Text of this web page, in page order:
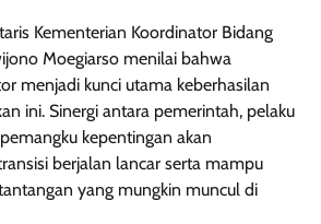
Kementerian Koordinator Bidang
Moegiarso menilai bahwa
menjadi kunci utama keberhasilan
ini. Sinergi antara pemerintah, pelaku
kepentingan akan
berjalan lancar serta mampu
yang mungkin muncul di